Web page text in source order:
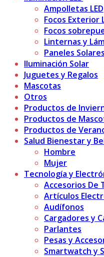
Ampolletas LED
Focos Exterior
Focos
Linternas y
Paneles
Iluminación Solar
Juguetes y Regalos
Mascotas
Otros
Productos de
Productos de
Productos de
Salud Bienestar y
Hombre
Mujer
Tecnología y
Accesorios De
Artículos
Audífonos
Cargadores y
Parlantes
Pesas y
Smartwatch y